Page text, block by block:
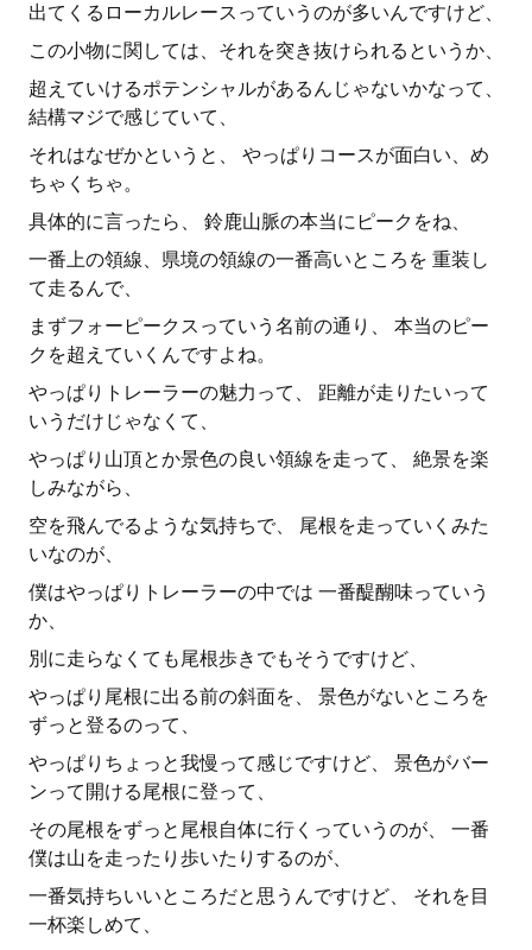
出てくるローカルレースっていうのが多いんですけど、
この小物に関しては、それを突き抜けられるというか、
超えていけるポテンシャルがあるんじゃないかなって、
結構マジで感じていて、
それはなぜかというと、 やっぱりコースが面白い、め
ちゃくちゃ。
具体的に言ったら、 鈴鹿山脈の本当にピークをね、
一番上の領線、県境の領線の一番高いところを 重装し
て走るんで、
まずフォーピークスっていう名前の通り、 本当のピー
クを超えていくんですよね。
やっぱりトレーラーの魅力って、 距離が走りたいって
いうだけじゃなくて、
やっぱり山頂とか景色の良い領線を走って、 絶景を楽
しみながら、
空を飛んでるような気持ちで、 尾根を走っていくみた
いなのが、
僕はやっぱりトレーラーの中では 一番醍醐味っていう
か、
別に走らなくても尾根歩きでもそうですけど、
やっぱり尾根に出る前の斜面を、 景色がないところを
ずっと登るのって、
やっぱりちょっと我慢って感じですけど、 景色がバー
ンって開ける尾根に登って、
その尾根をずっと尾根自体に行くっていうのが、 一番
僕は山を走ったり歩いたりするのが、
一番気持ちいいところだと思うんですけど、 それを目
一杯楽しめて、